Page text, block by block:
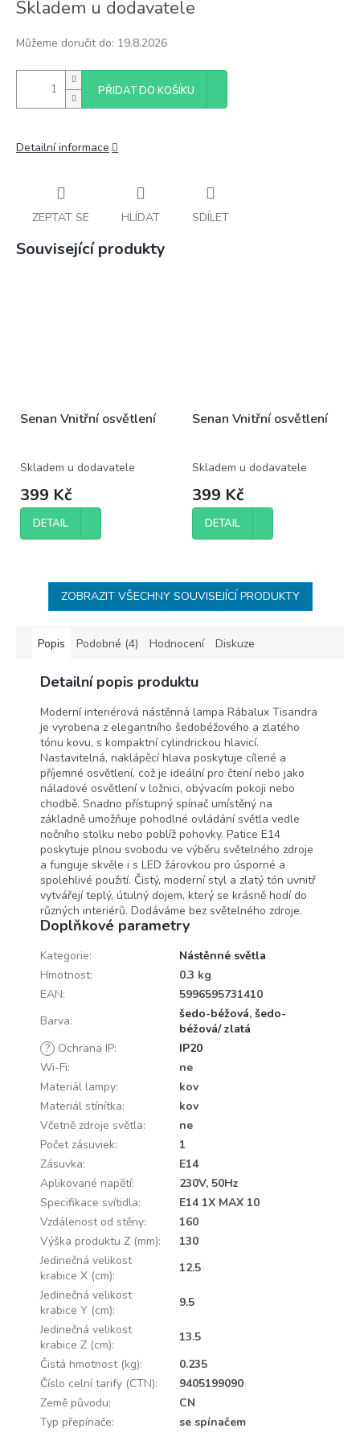
cena:
Skladem u dodavatele
Můžeme doručit do: 19.8.2026
PŘIDAT DO KOŠÍKU
Detailní informace
ZEPTAT SE HLÍDAT SDÍLET
Související produkty
Senan Vnitřní osvětlení
Skladem u dodavatele
399 Kč
DETAIL
Senan Vnitřní osvětlení
Skladem u dodavatele
399 Kč
DETAIL
ZOBRAZIT VŠECHNY SOUVISEJÍCÍ PRODUKTY
Popis Podobné (4) Hodnocení Diskuze
Detailní popis produktu
Moderní interiérová nástěnná lampa Rábalux Tisandra
je vyrobena z elegantního šedobéžového a zlatého
tónu kovu, s kompaktní cylindrickou hlavicí.
Nastavitelná, naklápěcí hlava poskytuje cílené a
příjemné osvětlení, což je ideální pro čtení nebo jako
náladové osvětlení v ložnici, obývacím pokoji nebo
chodbě. Snadno přístupný spínač umístěný na
základně umožňuje pohodlné ovládání světla vedle
nočního stolku nebo poblíž pohovky. Patice E14
poskytuje plnou svobodu ve výběru světelného zdroje
a funguje skvěle i s LED žárovkou pro úsporné a
spolehlivé použití. Čistý, moderní styl a zlatý tón uvnitř
vytvářejí teplý, útulný dojem, který se krásně hodí do
různých interiérů. Dodáváme bez světelného zdroje.
Doplňkové parametry
Kategorie:
Nástěnné světla
Hmotnost:
0.3 kg
EAN:
5996595731410
Barva: šedo-béžová, šedo-
béžová/ zlatá
? Ochrana IP:
IP20
Wi-Fi:
ne
Materiál lampy:
kov
Materiál stínítka:
kov
Včetně zdroje světla:
ne
Počet zásuviek:
1
Zásuvka:
E14
Aplikované napětí:
230V, 50Hz
Specifikace svítidla:
E14 1X MAX 10
Vzdálenost od stěny:
160
Výška produktu Z (mm):
130
Jedinečná velikost
krabice X (cm):
12.5
Jedinečná velikost
krabice Y (cm):
9.5
Jedinečná velikost
krabice Z (cm):
13.5
Čistá hmotnost (kg):
0.235
Číslo celní tarify (CTN):
9405199090
Země původu:
CN
Typ přepínače: se spínačem